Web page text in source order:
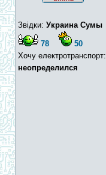
Звідки: Украина Сумы
78
50
Хочу електротранспорт:
неопределился